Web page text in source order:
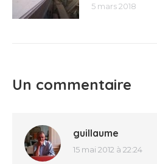
5 mars 2018
Un commentaire
guillaume
dit
15 mai 2012 à 22:24